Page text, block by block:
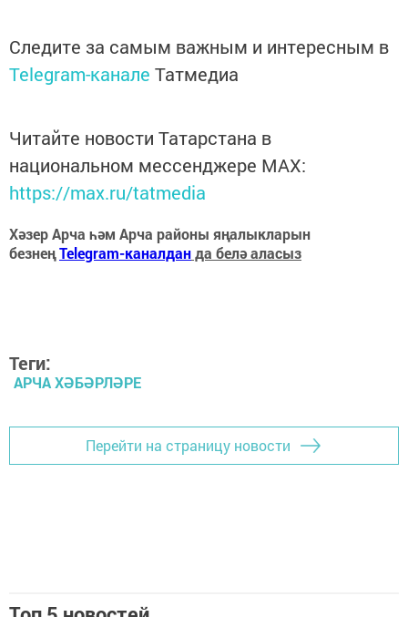
Следите за самым важным и интересным в
Telegram-канале Татмедиа
Читайте новости Татарстана в
национальном мессенджере MАХ:
https://max.ru/tatmedia
Хәзер Арча һәм Арча районы яңалыкларын
безнеңTelegram-каналданда белә аласыз
Теги:
АРЧА ХӘБӘРЛӘРЕ
Перейти на страницу новости